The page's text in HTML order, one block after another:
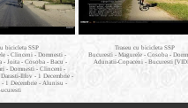
bicicleta SSP
- Clinceni - Domnesti -
- Joita - Cosoba - Bacu -
- Domnesti - Clinceni -
Ilfov - 1 Decembrie -
1 Decembrie - Alunisu -
Traseu cu bicicleta SSP
Bucuresti - Magurele - Cosoba -
Adunatii-Copaceni - Bucuresti